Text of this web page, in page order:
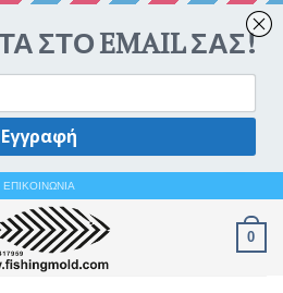
ΕΠΙΚΟΙΝΩΝΙΑ
0